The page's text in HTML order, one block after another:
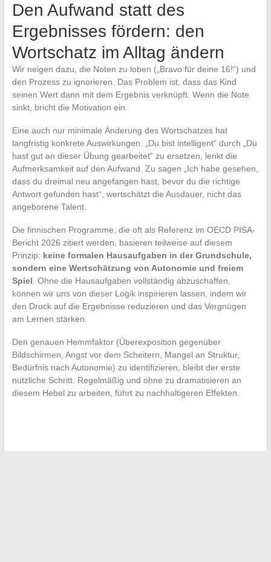
Den Aufwand statt des
Ergebnisses fördern: den
Wortschatz im Alltag ändern
Wir neigen dazu, die Noten zu loben („Bravo für deine 16!“) und
den Prozess zu ignorieren. Das Problem ist, dass das Kind
seinen Wert dann mit dem Ergebnis verknüpft. Wenn die Note
sinkt, bricht die Motivation ein.
Eine auch nur minimale Änderung des Wortschatzes hat
langfristig konkrete Auswirkungen. „Du bist intelligent“ durch „Du
hast gut an dieser Übung gearbeitet“ zu ersetzen, lenkt die
Aufmerksamkeit auf den Aufwand. Zu sagen „Ich habe gesehen,
dass du dreimal neu angefangen hast, bevor du die richtige
Antwort gefunden hast“, wertschätzt die Ausdauer, nicht das
angeborene Talent.
Die finnischen Programme, die oft als Referenz im OECD PISA-
Bericht 2026 zitiert werden, basieren teilweise auf diesem
Prinzip: keine formalen Hausaufgaben in der Grundschule,
sondern eine Wertschätzung von Autonomie und freiem
Spiel. Ohne die Hausaufgaben vollständig abzuschaffen,
können wir uns von dieser Logik inspirieren lassen, indem wir
den Druck auf die Ergebnisse reduzieren und das Vergnügen
am Lernen stärken.
Den genauen Hemmfaktor (Überexposition gegenüber
Bildschirmen, Angst vor dem Scheitern, Mangel an Struktur,
Bedürfnis nach Autonomie) zu identifizieren, bleibt der erste
nützliche Schritt. Regelmäßig und ohne zu dramatisieren an
diesem Hebel zu arbeiten, führt zu nachhaltigeren Effekten.